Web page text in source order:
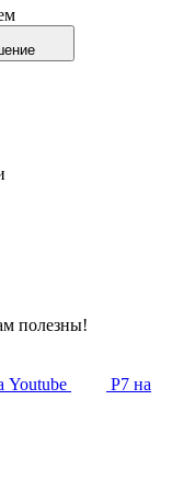
полезны!
Youtube Р7 на